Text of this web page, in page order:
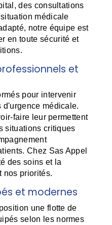
des consultations
médicale
notre équipe est
en toute sécurité et
et
pour intervenir
médicale.
faire leur permettent
situations critiques
Chez Sas Appel
des soins et la
nos priorités.
et modernes
une flotte de
selon les normes